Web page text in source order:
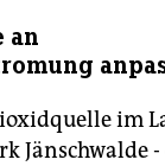
an
im
Jänschwalde -